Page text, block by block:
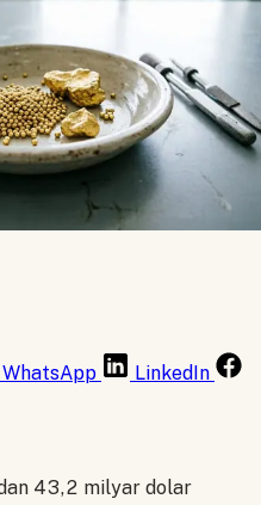
WhatsApp
LinkedIn
43,2 milyar dolar